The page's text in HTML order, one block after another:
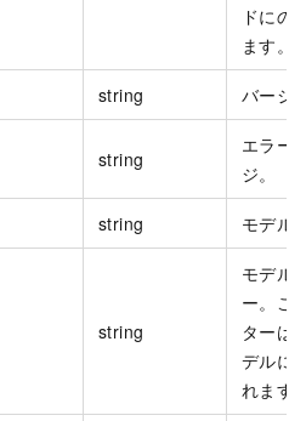
ドにの
ます。
string バージ
string
エラー
ジ。
string モデル
string
モデル
ー。こ
ターは
デルに
れます